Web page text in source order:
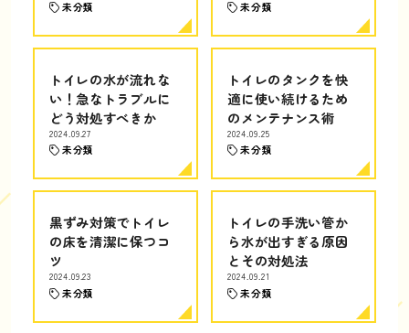
未分類 未分類
トイレの水が流れな
い！急なトラブルに
どう対処すべきか
2024.09.27
未分類
トイレのタンクを快
適に使い続けるため
のメンテナンス術
2024.09.25
未分類
黒ずみ対策でトイレ
の床を清潔に保つコ
ツ
2024.09.23
未分類
トイレの手洗い管か
ら水が出すぎる原因
とその対処法
2024.09.21
未分類